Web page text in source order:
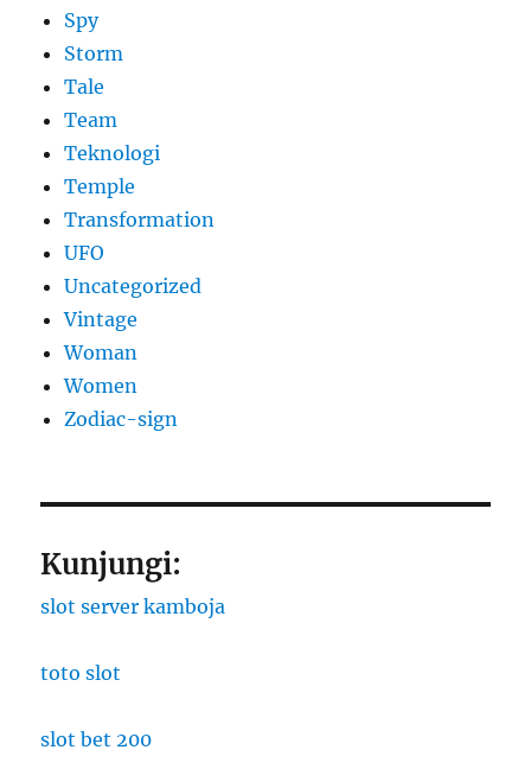
Spy
Storm
Tale
Team
Teknologi
Temple
Transformation
UFO
Uncategorized
Vintage
Woman
Women
Zodiac-sign
Kunjungi:
slot server kamboja
toto slot
slot bet 200